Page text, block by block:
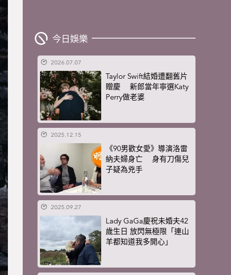
今日娛樂
2026.07.07
Taylor Swift結婚遭翻舊片
贈慶 新郎當年寧選Katy
Perry做老婆
2025.12.15
《90男歡女愛》導演洛雷
納夫婦身亡 身有刀傷兒
子疑為兇手
2025.09.27
Lady GaGa慶祝未婚夫42
歲生日 放閃無極限「連山
羊都知道我多開心」